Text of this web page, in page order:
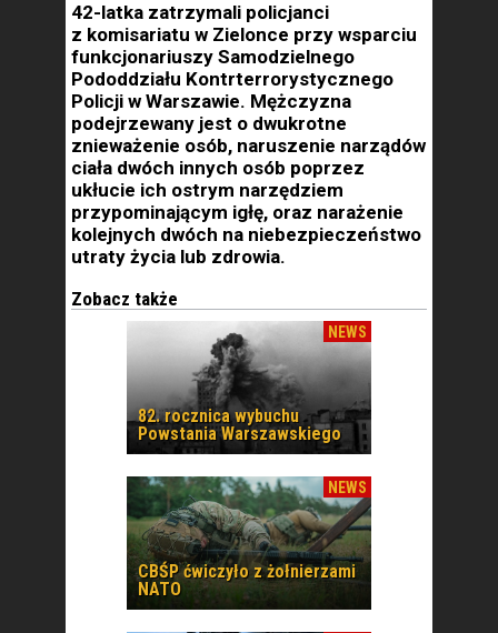
42-latka zatrzymali policjanci
z komisariatu w Zielonce przy wsparciu
funkcjonariuszy Samodzielnego
Pododdziału Kontrterrorystycznego
Policji w Warszawie. Mężczyzna
podejrzewany jest o dwukrotne
znieważenie osób, naruszenie narządów
ciała dwóch innych osób poprzez
ukłucie ich ostrym narzędziem
przypominającym igłę, oraz narażenie
kolejnych dwóch na niebezpieczeństwo
utraty życia lub zdrowia.
Zobacz także
NEWS
82. rocznica wybuchu
Powstania Warszawskiego
NEWS
CBŚP ćwiczyło z żołnierzami
NATO